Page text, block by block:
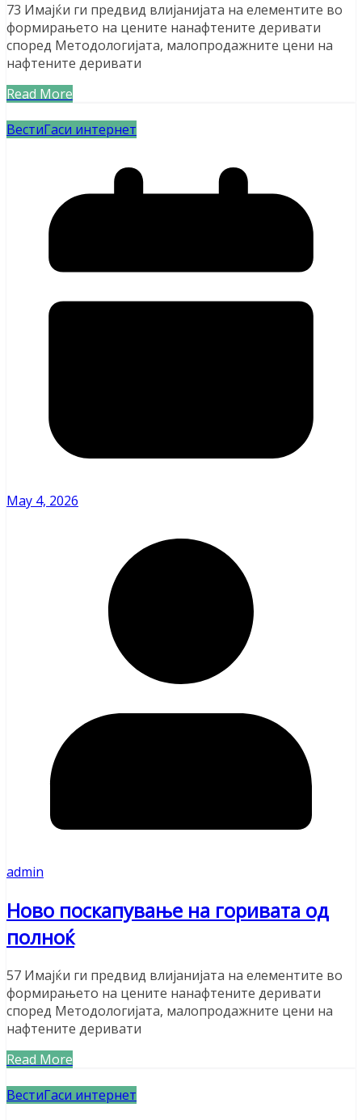
73 Имајќи ги предвид влијанијата на елементите во
формирањето на цените нанафтените деривати
според Методологијата, малопродажните цени на
нафтените деривати
Read More
ВестиГаси интернет
May 4, 2026
admin
Ново поскапување на горивата од
полноќ
57 Имајќи ги предвид влијанијата на елементите во
формирањето на цените нанафтените деривати
според Методологијата, малопродажните цени на
нафтените деривати
Read More
ВестиГаси интернет